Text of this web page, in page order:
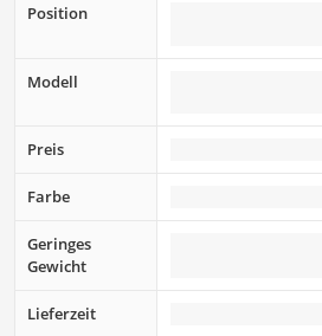
Position
Modell
Preis
Farbe
Geringes
Gewicht
Lieferzeit